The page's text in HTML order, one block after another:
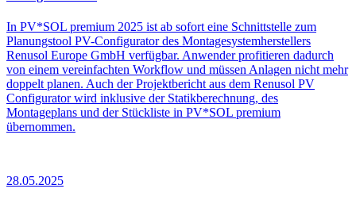
In PV*SOL premium 2025 ist ab sofort eine Schnittstelle zum
Planungstool PV-Configurator des Montagesystemherstellers
Renusol Europe GmbH verfügbar. Anwender profitieren dadurch
von einem vereinfachten Workflow und müssen Anlagen nicht mehr
doppelt planen. Auch der Projektbericht aus dem Renusol PV
Configurator wird inklusive der Statikberechnung, des
Montageplans und der Stückliste in PV*SOL premium
übernommen.
28.05.2025